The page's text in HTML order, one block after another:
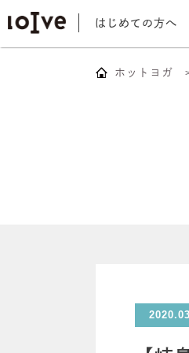
はじめての方へ
ホットヨガ